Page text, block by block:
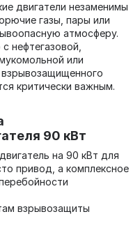
двигатели незаменимы
газы, пары или
атмосферу.
нефтегазовой,
или
критически важным.
90 кВт
на 90 кВт для
привод, а комплексное
взрывозащиты